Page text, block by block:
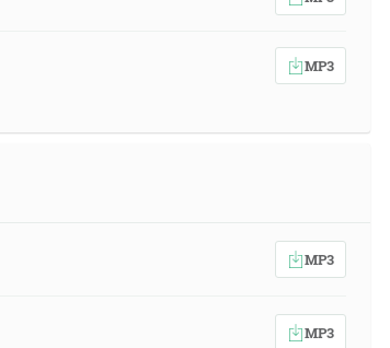
MP3
MP3
MP3